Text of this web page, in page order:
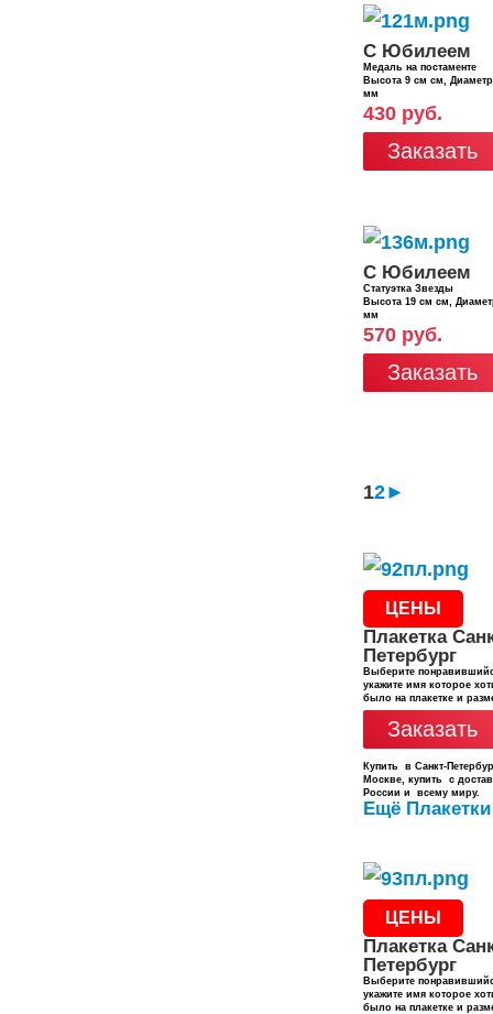
С Юбилеем
Медаль на постаменте
Высота 9 см см,
мм
430 руб.
Заказать
С Юбилеем
Статуэтка Звезды
Высота 19 см см,
мм
570 руб.
Заказать
12►
ЦЕНЫ
Плакетка
Петербург
Выберите
укажите имя которое
было на плакетке и
Заказать
Купить в Санкт-
Москве, купить с
России и всему миру.
Ещё
ЦЕНЫ
Плакетка
Петербург
Выберите
укажите имя которое
было на плакетке и